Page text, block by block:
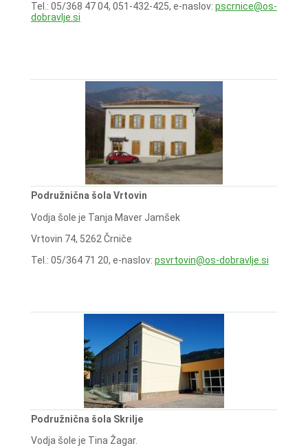
Tel.: 05/368 47 04, 051-432-425, e-naslov: pscrnice@os-
dobravlje.si
Podružnična šola Vrtovin
Vodja šole je Tanja Maver Jamšek
Vrtovin 74, 5262 Črniče
Tel.: 05/364 71 20, e-naslov: psvrtovin@os-dobravlje.si
Podružnična šola Skrilje
Vodja šole je Tina Žagar.